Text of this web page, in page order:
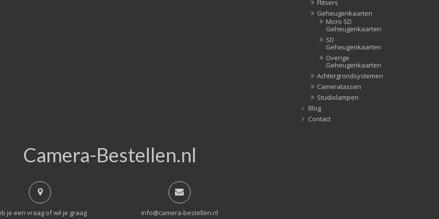
Flitsers
Geheugenkaarten
Micro SD
Geheugenkaarten
SD
Geheugenkaarten
Overige
Geheugenkaarten
Achtergrondsystemen
Cameratassen
Studiolampen
Blog
Contact
Camera-Bestellen.nl
je een vraag of wil je graag
info@camera-bestellen.nl